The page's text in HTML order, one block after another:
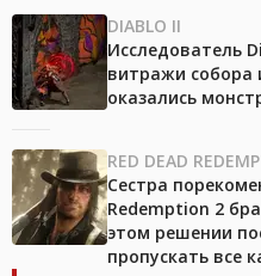
DIABLO II
Исследователь
витражи собора
оказались
RED DEAD
Сестра
Redemption 2
этом решении
пропускать все